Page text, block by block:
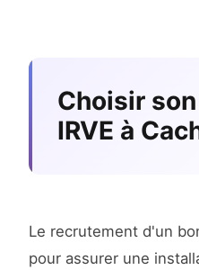
Choisir
IRVE à
Le recrutement d'un
pour assurer une